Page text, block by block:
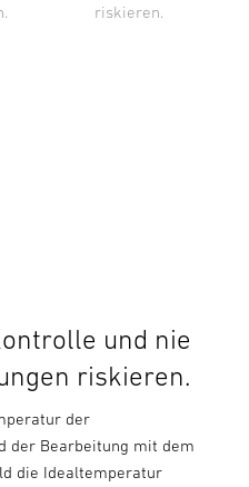
riskieren.
und nie
riskieren.
der
der Bearbeitung mit dem
die Idealtemperatur